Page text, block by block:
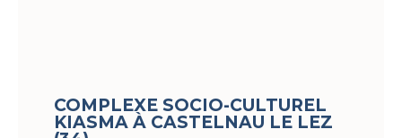
COMPLEXE SOCIO-CULTUREL
KIASMA À CASTELNAU LE LEZ